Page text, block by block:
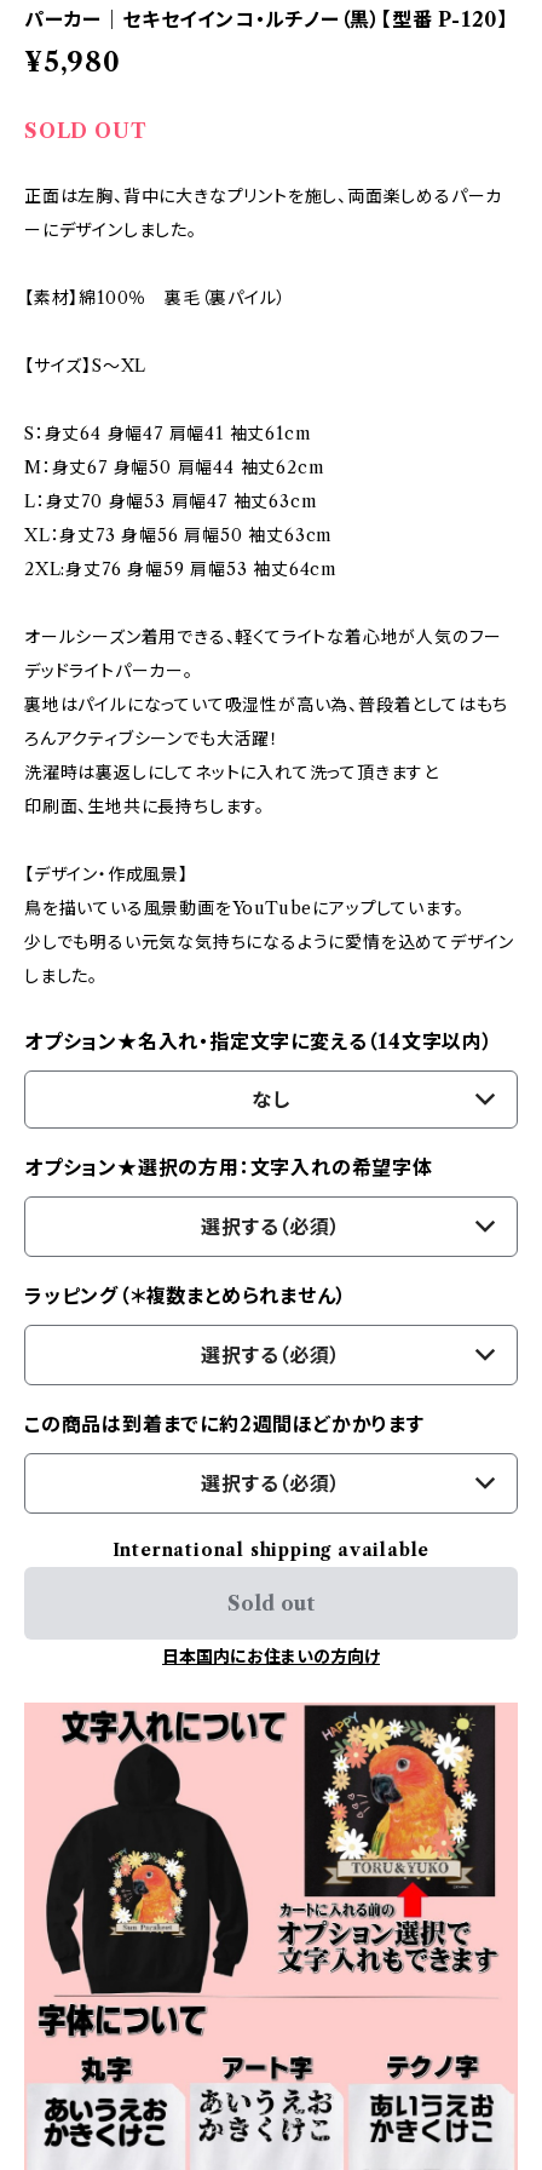
パーカー｜セキセイインコ・ルチノー（黒）【型番 P-120】
¥5,980
SOLD OUT
正面は左胸、背中に大きなプリントを施し、両面楽しめるパーカ
ーにデザインしました。
【素材】綿100％ 裏毛（裏パイル）
【サイズ】S～XL
S：身丈64 身幅47 肩幅41 袖丈61cm
M：身丈67 身幅50 肩幅44 袖丈62cm
L：身丈70 身幅53 肩幅47 袖丈63cm
XL：身丈73 身幅56 肩幅50 袖丈63cm
2XL:身丈76 身幅59 肩幅53 袖丈64cm
オールシーズン着用できる、軽くてライトな着心地が人気のフー
デッドライトパーカー。
裏地はパイルになっていて吸湿性が高い為、普段着としてはもち
ろんアクティブシーンでも大活躍！
洗濯時は裏返しにしてネットに入れて洗って頂きますと
印刷面、生地共に長持ちします。
【デザイン・作成風景】
鳥を描いている風景動画をYouTubeにアップしています。
少しでも明るい元気な気持ちになるように愛情を込めてデザイン
しました。
オプション★名入れ・指定文字に変える（14文字以内）
なし
オプション★選択の方用：文字入れの希望字体
選択する（必須）
ラッピング（＊複数まとめられません）
選択する（必須）
この商品は到着までに約2週間ほどかかります
選択する（必須）
International shipping available
Sold out
日本国内にお住まいの方向け